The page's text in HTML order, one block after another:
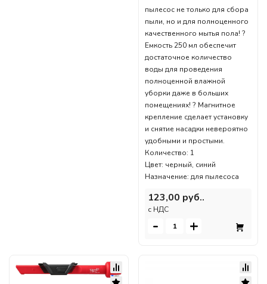
пылесос не только для сбора
пыли, но и для полноценного
качественного мытья пола! ?
Емкость 250 мл обеспечит
достаточное количество
воды для проведения
полноценной влажной
уборки даже в больших
помещениях! ? Магнитное
крепление сделает установку
и снятие насадки невероятно
удобными и простыми.
Количество: 1
Цвет: черный, синий
Назначение: для пылесоса
123,00 руб..
c НДС
- +